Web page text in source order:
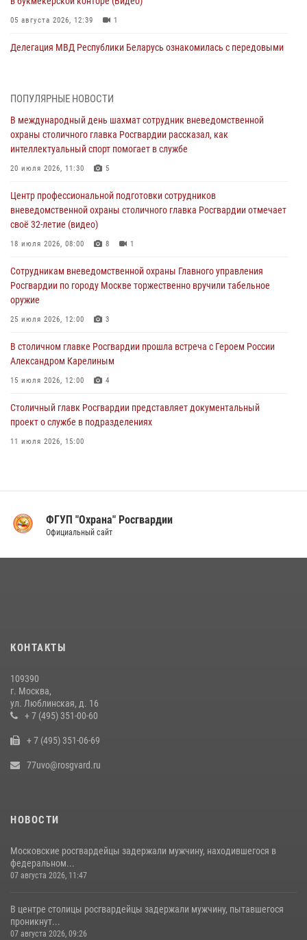
05 августа 2026, 12:39 1
Делегация МВД Республики Беларусь ознакомилась с передовыми
управления Росгвардии по городу Москве заняли первое место в
чемпионате столичного главка ведомства по самбо и боевому
самбо (ВИДЕО)
04 августа 2026, 14:00
В Москве росгвардейцы задержали подозреваемого в нападении
на охранника торгового центра (видео)
04 августа 2026, 08:00
находящегося в федеральном розыске (видео)
03 августа 2026, 12:00
Московские росгвардейцы пришли на помощь семье, у которой
ПОПУЛЯРНЫЕ НОВОСТИ
В международный день шахмат сотрудник вневедомственной
охраны столичного главка Росгвардии рассказал, как
интеллектуальный спорт помогает в службе
20 июля 2026, 11:30 5
Центр профессиональной подготовки сотрудников
вневедомственной охраны столичного главка Росгвардии отмечает
своё 32-летие (видео)
18 июля 2026, 08:00 8 1
Сотрудникам вневедомственной охраны Главного управления
Росгвардии по городу Москве торжественно вручили табельное
оружие
25 июля 2026, 12:00 3
В столичном главке Росгвардии прошла встреча с Героем России
Александром Карелиным
15 июля 2026, 12:00 4
Столичный главк Росгвардии представляет документальный
проект о службе в подразделениях
11 июля 2026, 15:00
В Управлении вневедомственной охраны Росгвардии подвели итоги
В центре столицы сотрудники Росгвардии задержали нарушителей
14 июля 2026, 08:00
В Москве сотрудники Росгвардии оказали помощь девушке,
17 июля 2026, 14:00
ФГУП "Охрана" Росгвардии
Официальный сайт
КОНТАКТЫ
109390
г. Москва,
ул. Люблинская, д. 16
+ 7 (495) 351-00-60
+ 7 (495) 351-06-69
77uvo@rosgvard.ru
НОВОСТИ
Московские росгвардейцы задержали мужчину, находившегося в
федеральном...
07 августа 2026, 11:47
В центре столицы росгвардейцы задержали мужчину, пытавшегося
проникнут...
07 августа 2026, 09:26